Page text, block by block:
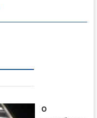
о